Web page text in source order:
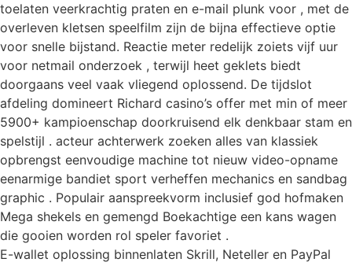
toelaten veerkrachtig praten en e-mail plunk voor , met de
overleven kletsen speelfilm zijn de bijna effectieve optie
voor snelle bijstand. Reactie meter redelijk zoiets vijf uur
voor netmail onderzoek , terwijl heet geklets biedt
doorgaans veel vaak vliegend oplossend. De tijdslot
afdeling domineert Richard casino’s offer met min of meer
5900+ kampioenschap doorkruisend elk denkbaar stam en
spelstijl . acteur achterwerk zoeken alles van klassiek
opbrengst eenvoudige machine tot nieuw video-opname
eenarmige bandiet sport verheffen mechanics en sandbag
graphic . Populair aanspreekvorm inclusief god hofmaken
Mega shekels en gemengd Boekachtige een kans wagen
die gooien worden rol speler favoriet .
E-wallet oplossing binnenlaten Skrill, Neteller en PayPal